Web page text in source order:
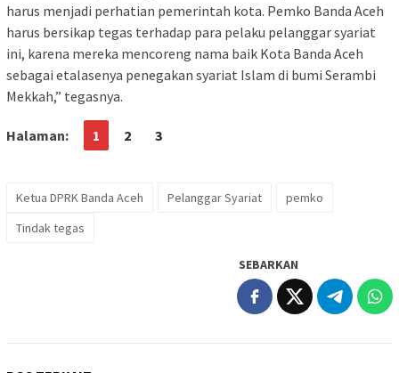
harus menjadi perhatian pemerintah kota. Pemko Banda Aceh
harus bersikap tegas terhadap para pelaku pelanggar syariat
ini, karena mereka mencoreng nama baik Kota Banda Aceh
sebagai etalasenya penegakan syariat Islam di bumi Serambi
Mekkah,” tegasnya.
Halaman: 1 2 3
Ketua DPRK Banda Aceh Pelanggar Syariat
pemko
Tindak tegas
SEBARKAN